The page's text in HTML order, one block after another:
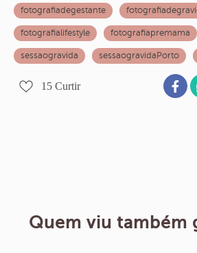
fotografiadegestante
fotografialifestyle fotografiapremama
sessaogravida sessaogravidaPorto
15 Curtir
Quem viu também